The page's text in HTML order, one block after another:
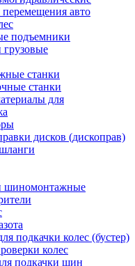
авто
подъемники
станки
станки
для
дисков (дископрав)
шиномонтажные
подкачки колес (бустер)
колес
подкачки шин